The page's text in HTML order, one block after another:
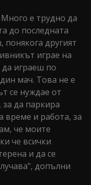
е трудно да
до последната
другият
играе на
да играеш по
мач. Това не е
се нуждае от
да паркира
време и работа, за
че моите
че всички
и да се
допълни